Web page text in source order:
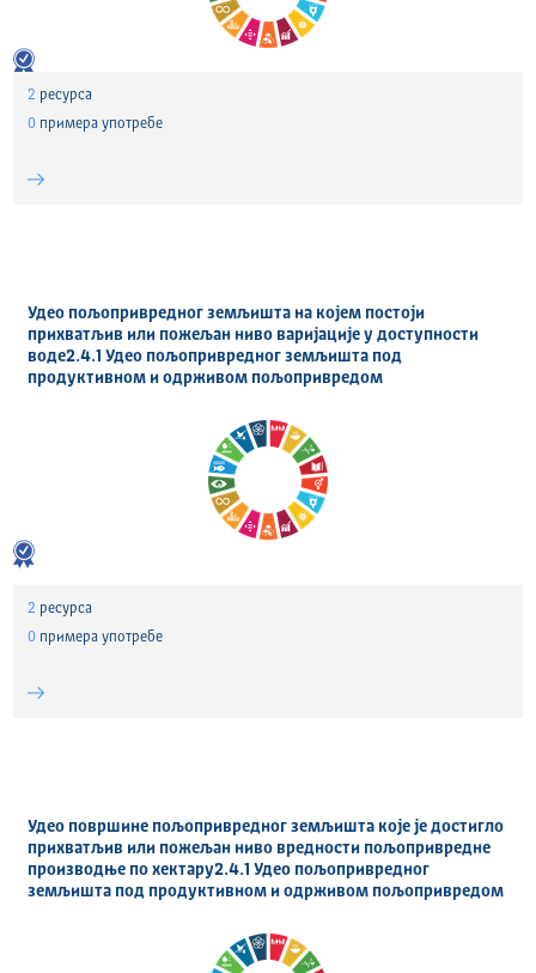
2 ресурса
0 примера употребе
Удео пољопривредног земљишта на којем постоји
прихватљив или пожељан ниво варијације у доступности
воде2.4.1 Удео пољопривредног земљишта под
продуктивном и одрживом пољопривредом
2 ресурса
0 примера употребе
Удео површине пољопривредног земљишта које је достигло
прихватљив или пожељан ниво вредности пољопривредне
производње по хектару2.4.1 Удео пољопривредног
земљишта под продуктивном и одрживом пољопривредом